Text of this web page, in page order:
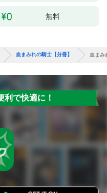
無料
血まみれの騎士【分冊】 血まみ
利で快適に！